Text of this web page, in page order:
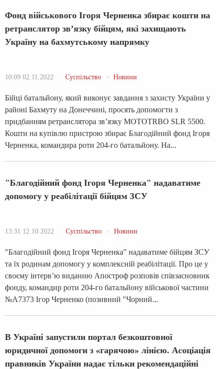
Фонд військового Ігоря Черненка збирає кошти на
ретранслятор зв’язку бійцям, які захищають
Україну на бахмутському напрямку
10:09 02.11.2022 Суспільство Новини
Бійці батальйону, який виконує завдання з захисту України у
районі Бахмуту на Донеччині, просять допомогти з
придбанням ретранслятора зв’язку MOTOTRBO SLR 5500.
Кошти на купівлю пристрою збирає Благодійний фонд Ігоря
Черненка, командира роти 204-го батальйону. На...
"Благодійний фонд Ігоря Черненка" надаватиме
допомогу у реабілітації бійцям ЗСУ
13:31 12.10.2022 Суспільство Новини
"Благодійний фонд Ігоря Черненка" надаватиме бійцям ЗСУ
та їх родинам допомогу у комплексній реабілітації. Про це у
своєму інтерв’ю виданню Апостроф розповів співзасновник
фонду, командир роти 204-го батальйону військової частини
№А7373 Ігор Черненко (позивний "Чорний...
В Україні запустили портал безкоштовної
юридичної допомоги з «гарячою» лінією. Асоціація
правників України надає тільки рекомендаційні